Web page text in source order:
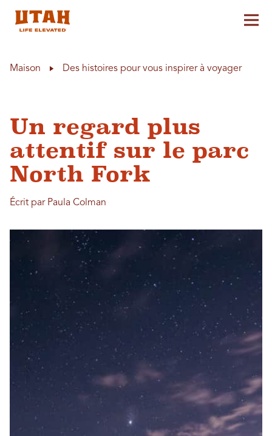
Maison Des histoires pour vous inspirer à voyager
Un regard plus
attentif sur le parc
North Fork
Écrit par Paula Colman